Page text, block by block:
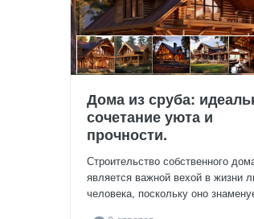
Дома из сруба:
сочетание уюта и
прочности.
Строительство собственного
является важной вехой в жизни
человека, поскольку оно